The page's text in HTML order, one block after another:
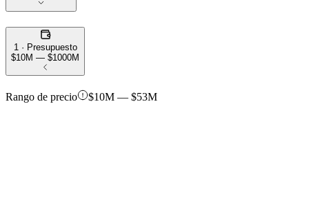
1 · Presupuesto
$10M — $1000M
Rango de precio $10M — $53M